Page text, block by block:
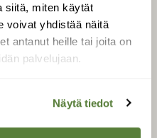
siitä, miten käytät
voivat yhdistää näitä
antanut heille tai joita on
palvelujaan.
Näytä tiedot
LUONNON­
Suomen Luonto -lehden
luonnonsuojelu­liitto.